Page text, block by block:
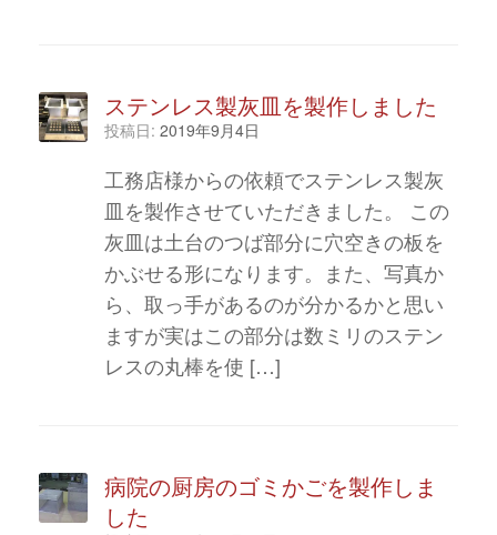
ステンレス製灰皿を製作しました
投稿日: 2019年9月4日
工務店様からの依頼でステンレス製灰
皿を製作させていただきました。 この
灰皿は土台のつば部分に穴空きの板を
かぶせる形になります。また、写真か
ら、取っ手があるのが分かるかと思い
ますが実はこの部分は数ミリのステン
レスの丸棒を使 […]
病院の厨房のゴミかごを製作しま
した